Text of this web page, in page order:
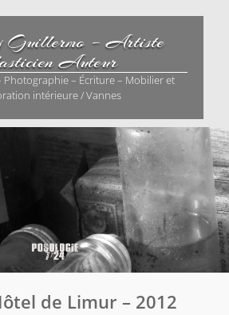
Guillermo – Artiste
Auteur
Photographie – Écriture – Mobilier et
intérieure / Vannes
de Limur – 2012